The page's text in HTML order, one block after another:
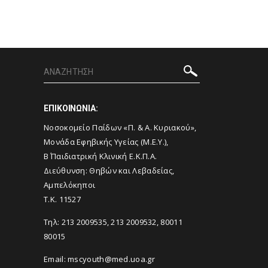
ΕΠΙΚΟΙΝΩΝΙΑ:
Νοσοκομείο Παίδων «Π. & Α. Κυριακού»,
Μονάδα Εφηβικής Υγείας (Μ.Ε.Υ.),
Β΄ Παιδιατρική Κλινική Ε.Κ.Π.Α.
Διεύθυνση: Θηβών και Λεβαδείας,
Αμπελόκηποι
Τ.Κ. 11527
Τηλ: 213 2009535, 213 2009532, 80011
80015
Email:mscyouth@med.uoa.gr